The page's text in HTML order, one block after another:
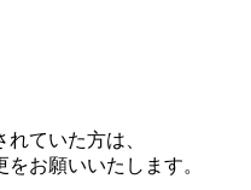
ていた方は、
お願いいたします。